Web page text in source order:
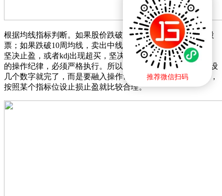
推荐微信扫码
根据均线指标判断。如果股价跌破5日均线，那么卖出短线股
票；如果跌破10周均线，卖出中线股票。Macd出现顶背离就
坚决止盈，或者kdj出现超买，坚决卖出止盈。这些都是自己
的操作纪律，必须严格执行。所以止盈止损，并不是单单的设
几个数字就完了，而是要融入操作计划，是一个整体的策划，
按照某个指标位设止损止盈就比较合理。